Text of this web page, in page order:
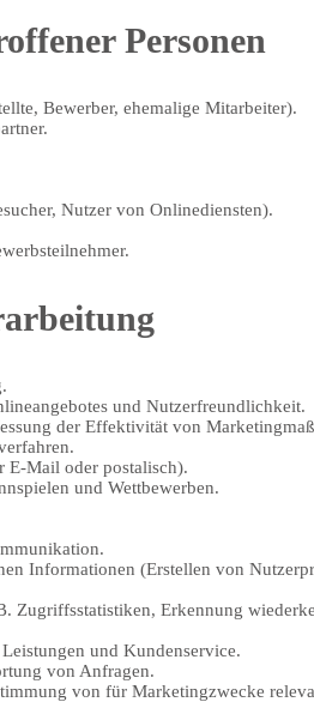
Personen
Bewerber, ehemalige Mitarbeiter).
Nutzer von Onlinediensten).
und Nutzerfreundlichkeit.
der Effektivität von
E-Mail oder postalisch).
und Wettbewerben.
Informationen (Erstellen von
Zugriffsstatistiken, Erkennung
und Kundenservice.
von Anfragen.
von für Marketingzwecke